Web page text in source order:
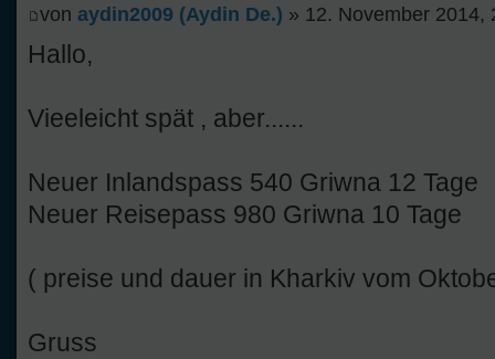
von aydin2009 (Aydin De.) » 12. November 2014,
Hallo,
Vieeleicht spät , aber......
Neuer Inlandspass 540 Griwna 12 Tage
Neuer Reisepass 980 Griwna 10 Tage
( preise und dauer in Kharkiv vom
Gruss